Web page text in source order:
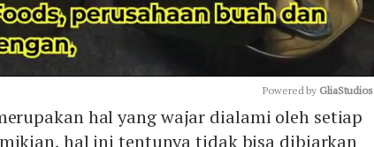
Mute
Powered by GliaStudios
hal yang wajar dialami oleh setiap
hal ini tentunya tidak bisa dibiarkan